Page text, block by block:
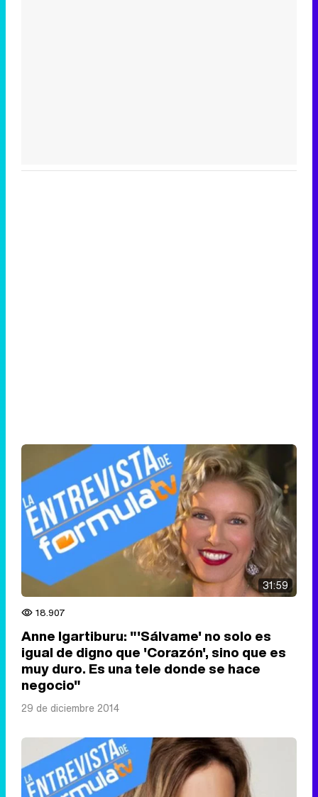
31:59
18.907
Anne Igartiburu: "'Sálvame' no solo es
igual de digno que 'Corazón', sino que es
muy duro. Es una tele donde se hace
negocio"
29 de diciembre 2014